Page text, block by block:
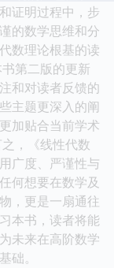
证明过程中，步
的数学思维和分
数理论根基的读
第二版的更新
和对读者反馈的
主题更深入的阐
加贴合当前学术
，《线性代数
广度、严谨性与
何想要在数学及
，更是一扇通往
本书，读者将能
未来在高阶数学
础。